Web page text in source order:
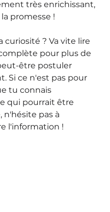
très enrichissant,
promesse !
curiosité ? Va vite lire
pour plus de
être postuler
Si ce n'est pas pour
tu connais
qui pourrait être
n'hésite pas à
l'information !